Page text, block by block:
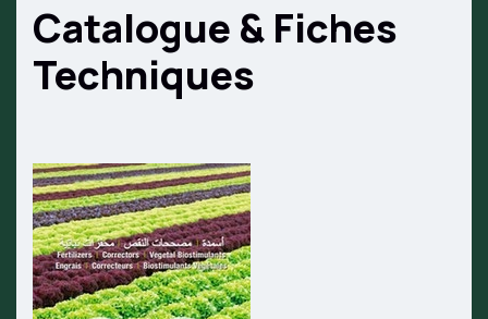
Catalogue & Fiches
Techniques